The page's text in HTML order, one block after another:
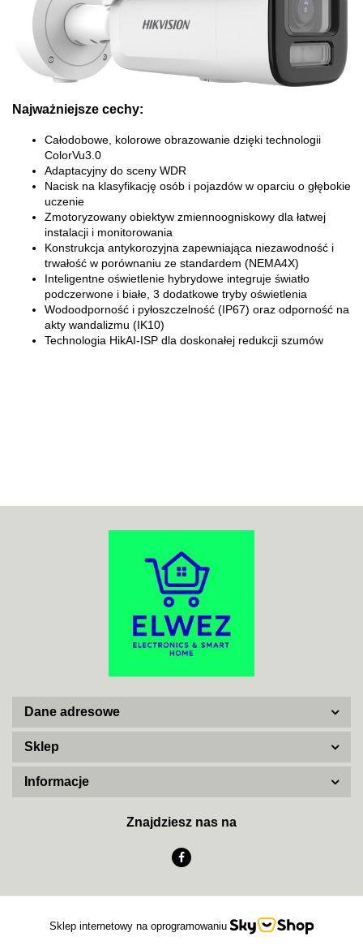
Najważniejsze cechy:
Całodobowe, kolorowe obrazowanie dzięki technologii
ColorVu3.0
Adaptacyjny do sceny WDR
Nacisk na klasyfikację osób i pojazdów w oparciu o głębokie
uczenie
Zmotoryzowany obiektyw zmiennoogniskowy dla łatwej
instalacji i monitorowania
Konstrukcja antykorozyjna zapewniająca niezawodność i
trwałość w porównaniu ze standardem (NEMA4X)
Inteligentne oświetlenie hybrydowe integruje światło
podczerwone i białe, 3 dodatkowe tryby oświetlenia
Wodoodporność i pyłoszczelność (IP67) oraz odporność na
akty wandalizmu (IK10)
Technologia HikAI-ISP dla doskonałej redukcji szumów
ACO
ADATA
AJAX SYSTEMS
AKUVOX
Dane adresowe
Sklep
Informacje
Znajdziesz nas na
Sklep internetowy na oprogramowaniu